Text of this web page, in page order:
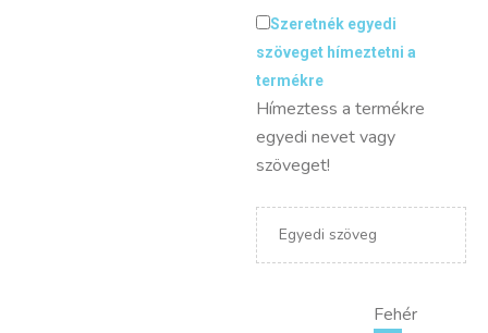
Szeretnék egyedi
szöveget hímeztetni a
termékre
Hímeztess a termékre
egyedi nevet vagy
szöveget!
Fehér